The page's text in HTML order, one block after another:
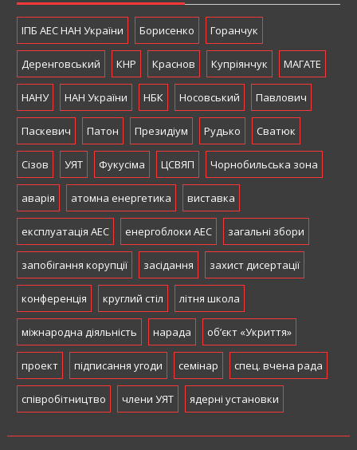
ІПБ АЕС НАН України Борисенко Горанчук
Деренговський КНР Краснов Купріянчук МАГАТЕ
НАНУ НАН України НБК Носовський Павлович
Паскевич Патон Президіум Рудько Сватюк
Сізов УЯТ Фукусіма ЦСВЯП Чорнобильська зона
аварія атомна енергетика виставка
експлуатація АЕС енергоблоки АЕС загальні збори
запобігання корупції засідання захист дисертації
конференція круглий стіл літня школа
міжнародна діяльність нарада об’єкт «Укриття»
проект підписання угоди семінар спец. вчена рада
співробітництво члени УЯТ ядерні установки